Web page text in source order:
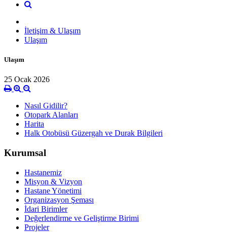
İletişim & Ulaşım
Ulaşım
Ulaşım
25 Ocak 2026
Nasıl Gidilir?
Otopark Alanları
Harita
Halk Otobüsü Güzergah ve Durak Bilgileri
Kurumsal
Hastanemiz
Misyon & Vizyon
Hastane Yönetimi
Organizasyon Şeması
İdari Birimler
Değerlendirme ve Geliştirme Birimi
Projeler